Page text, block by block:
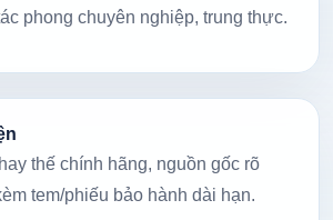
phong chuyên nghiệp, trung thực.
thế chính hãng, nguồn gốc rõ
tem/phiếu bảo hành dài hạn.